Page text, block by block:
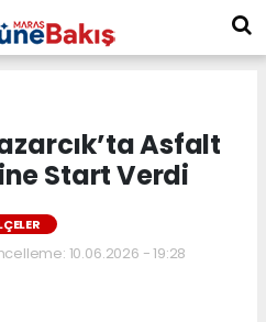
Asfalt
Start Verdi
10.06.2026 - 19:28